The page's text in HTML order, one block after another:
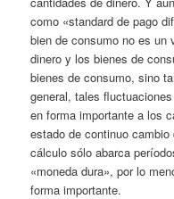
como «standard de pago
bien de consumo no es un
dinero y los bienes de
bienes de consumo, sino
general, tales
en forma importante a los
estado de continuo
cálculo sólo abarca
«moneda dura», por lo
forma importante.